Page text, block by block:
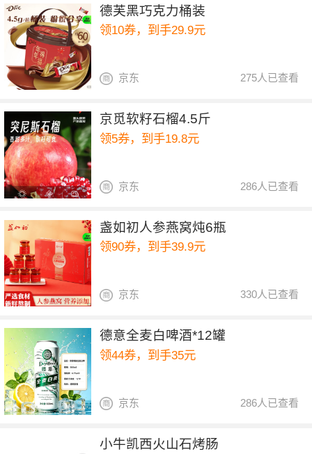
德芙黑巧克力桶装
领10券，到手29.9元
275人已查看
京东
京觅软籽石榴4.5斤
领5券，到手19.8元
286人已查看
京东
盏如初人参燕窝炖6瓶
领90券，到手39.9元
330人已查看
京东
德意全麦白啤酒*12罐
领44券，到手35元
286人已查看
京东
小牛凯西火山石烤肠